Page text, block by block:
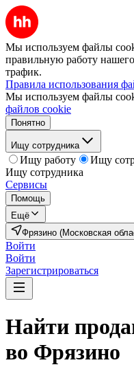
Мы используем файлы
правильную работу
трафик.
Правила использования
Мы используем файлы
файлов cookie
Понятно
Ищу сотрудника
Ищу работу
Ищу
Ищу сотрудника
Сервисы
Помощь
Ещё
Фрязино (Московская
Войти
Войти
Зарегистрироваться
Найти
во Фрязино